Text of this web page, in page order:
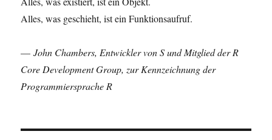
Alles, was geschieht, ist ein Funktionsaufruf.
—John Chambers, Entwickler von S und Mitglied der R
Core Development Group, zur Kennzeichnung der
Programmiersprache R